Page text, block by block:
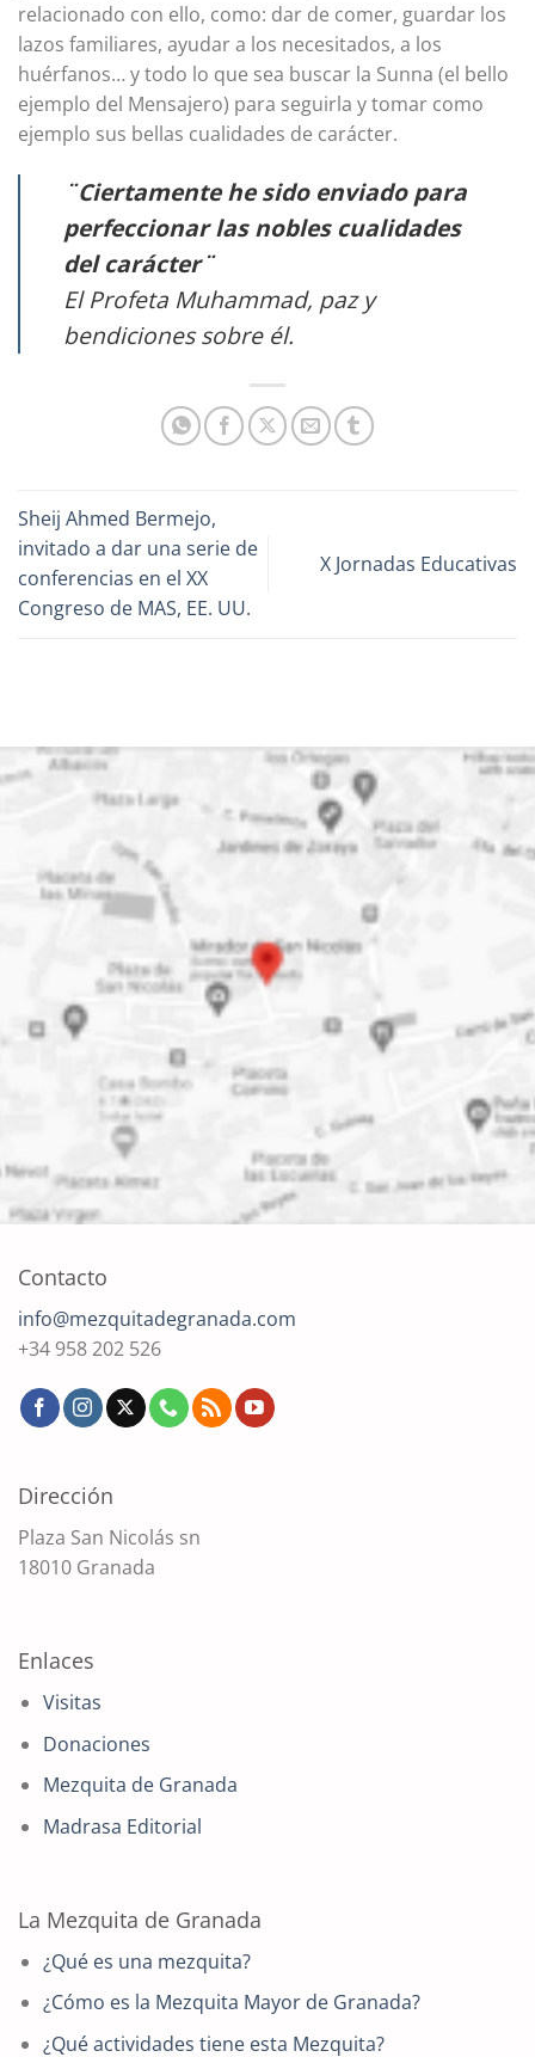
relacionado con ello, como: dar de comer, guardar los
lazos familiares, ayudar a los necesitados, a los
huérfanos… y todo lo que sea buscar la Sunna (el bello
ejemplo del Mensajero) para seguirla y tomar como
ejemplo sus bellas cualidades de carácter.
¨Ciertamente he sido enviado para
perfeccionar las nobles cualidades
del carácter¨
El Profeta Muhammad, paz y
bendiciones sobre él.
Sheij Ahmed Bermejo,
invitado a dar una serie de
conferencias en el XX
Congreso de MAS, EE. UU.
X Jornadas Educativas
Contacto
info@mezquitadegranada.com
+34 958 202 526
Dirección
Plaza San Nicolás sn
18010 Granada
Enlaces
Visitas
Donaciones
Mezquita de Granada
Madrasa Editorial
La Mezquita de Granada
¿Qué es una mezquita?
¿Cómo es la Mezquita Mayor de Granada?
¿Qué actividades tiene esta Mezquita?